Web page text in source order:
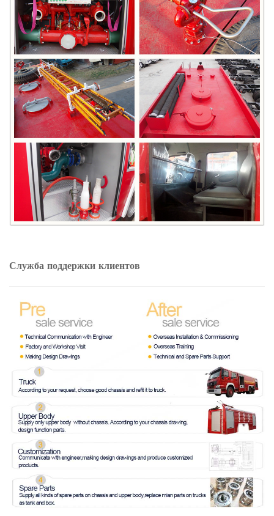
Служба поддержки клиентов